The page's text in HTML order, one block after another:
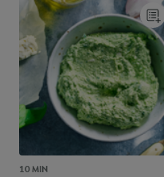
10 MIN